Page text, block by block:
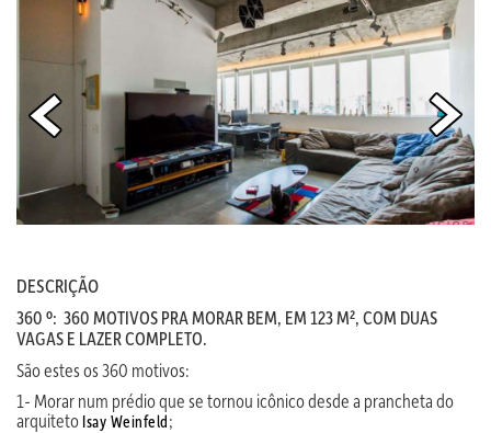
DESCRIÇÃO
360 º: 360 MOTIVOS PRA MORAR BEM, EM 123 M², COM DUAS
VAGAS E LAZER COMPLETO.
São estes os 360 motivos:
1- Morar num prédio que se tornou icônico desde a prancheta do
arquiteto Isay Weinfeld;